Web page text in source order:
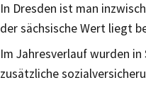
In Dresden ist man
der sächsische Wert liegt
Im Jahresverlauf wurden in
zusätzliche